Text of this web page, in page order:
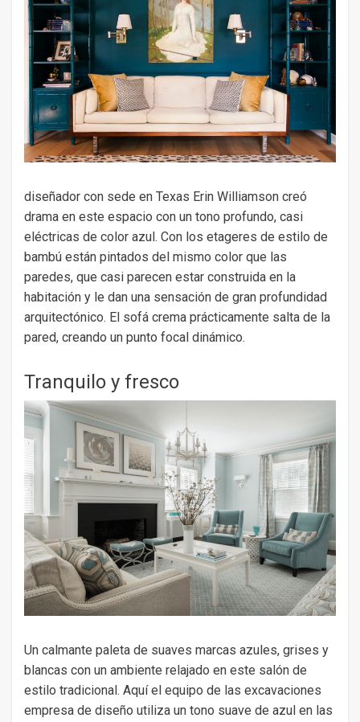
diseñador con sede en Texas Erin Williamson creó
drama en este espacio con un tono profundo, casi
eléctricas de color azul. Con los etageres de estilo de
bambú están pintados del mismo color que las
paredes, que casi parecen estar construida en la
habitación y le dan una sensación de gran profundidad
arquitectónico. El sofá crema prácticamente salta de la
pared, creando un punto focal dinámico.
Tranquilo y fresco
Un calmante paleta de suaves marcas azules, grises y
blancas con un ambiente relajado en este salón de
estilo tradicional. Aquí el equipo de las excavaciones
empresa de diseño utiliza un tono suave de azul en las